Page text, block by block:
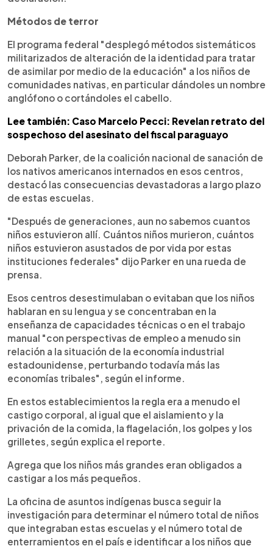
Métodos de terror
El programa federal "desplegó métodos sistemáticos
militarizados de alteración de la identidad para tratar
de asimilar por medio de la educación" a los niños de
comunidades nativas, en particular dándoles un nombre
anglófono o cortándoles el cabello.
Lee también: Caso Marcelo Pecci: Revelan retrato del
sospechoso del asesinato del fiscal paraguayo
Deborah Parker, de la coalición nacional de sanación de
los nativos americanos internados en esos centros,
destacó las consecuencias devastadoras a largo plazo
de estas escuelas.
"Después de generaciones, aun no sabemos cuantos
niños estuvieron allí. Cuántos niños murieron, cuántos
niños estuvieron asustados de por vida por estas
instituciones federales" dijo Parker en una rueda de
prensa.
Esos centros desestimulaban o evitaban que los niños
hablaran en su lengua y se concentraban en la
enseñanza de capacidades técnicas o en el trabajo
manual "con perspectivas de empleo a menudo sin
relación a la situación de la economía industrial
estadounidense, perturbando todavía más las
economías tribales", según el informe.
En estos establecimientos la regla era a menudo el
castigo corporal, al igual que el aislamiento y la
privación de la comida, la flagelación, los golpes y los
grilletes, según explica el reporte.
Agrega que los niños más grandes eran obligados a
castigar a los más pequeños.
La oficina de asuntos indígenas busca seguir la
investigación para determinar el número total de niños
que integraban estas escuelas y el número total de
enterramientos en el país e identificar a los niños que